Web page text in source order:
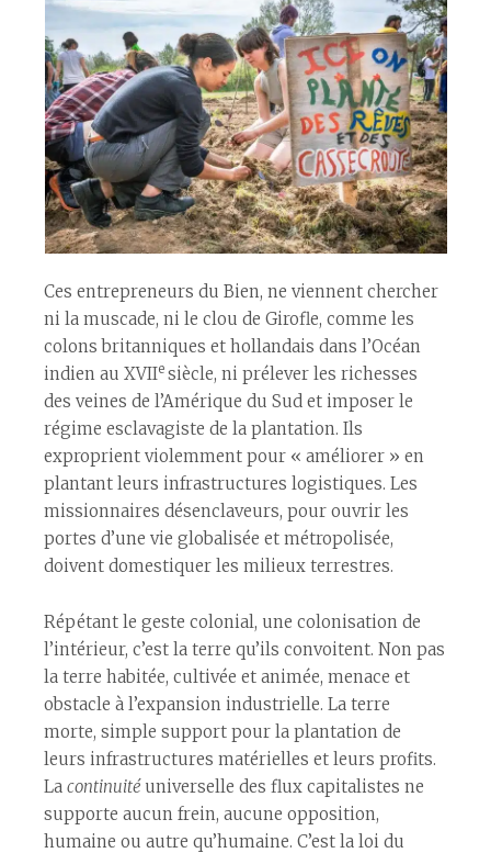
Ces entrepreneurs du Bien, ne viennent chercher
ni la muscade, ni le clou de Girofle, comme les
colons britanniques et hollandais dans l’Océan
indien au XVIIesiècle, ni prélever les richesses
des veines de l’Amérique du Sud et imposer le
régime esclavagiste de la plantation. Ils
exproprient violemment pour « améliorer » en
plantant leurs infrastructures logistiques. Les
missionnaires désenclaveurs, pour ouvrir les
portes d’une vie globalisée et métropolisée,
doivent domestiquer les milieux terrestres.
Répétant le geste colonial, une colonisation de
l’intérieur, c’est la terre qu’ils convoitent. Non pas
la terre habitée, cultivée et animée, menace et
obstacle à l’expansion industrielle. La terre
morte, simple support pour la plantation de
leurs infrastructures matérielles et leurs profits.
Lacontinuité universelle des flux capitalistes ne
supporte aucun frein, aucune opposition,
humaine ou autre qu’humaine. C’est la loi du